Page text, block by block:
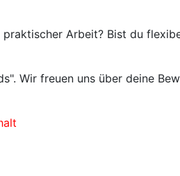
Arbeit? Bist du
Wir freuen uns über deine